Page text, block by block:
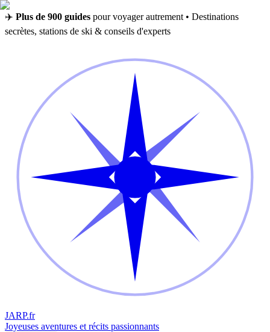
✈️ Plus de 900 guides pour voyager autrement • Destinations
secrètes, stations de ski & conseils d'experts
JARP.fr
Joyeuses aventures et récits passionnants